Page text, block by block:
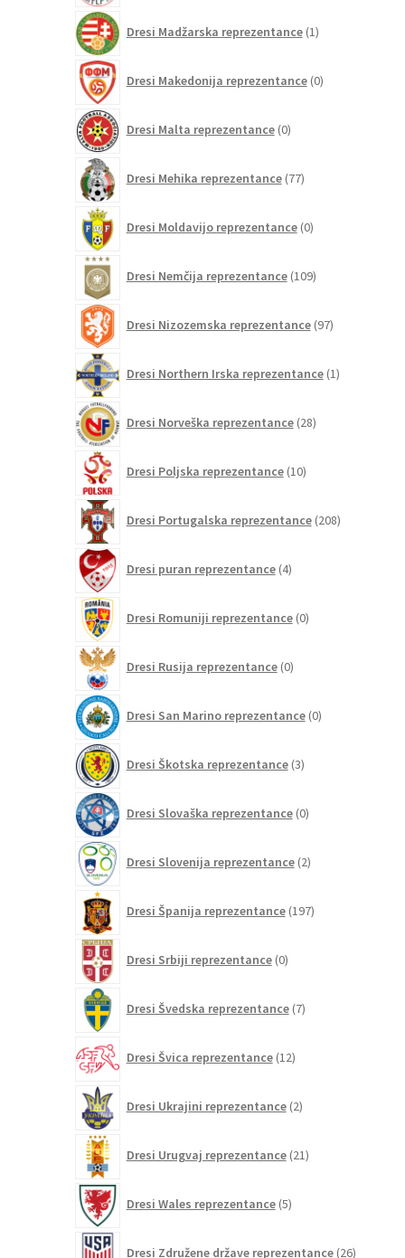
Dresi Madžarska reprezentance 1izdelek
Dresi Makedonija reprezentance 0izdelkov
Dresi Malta reprezentance 0izdelkov
Dresi Mehika reprezentance 77izdelkov
Dresi Moldavijo reprezentance 0izdelkov
Dresi Nemčija reprezentance 109izdelkov
Dresi Nizozemska reprezentance 97izdelkov
Dresi Northern Irska reprezentance 1izdelek
Dresi Norveška reprezentance 28izdelkov
Dresi Poljska reprezentance 10izdelkov
Dresi Portugalska reprezentance 208izdelkov
Dresi puran reprezentance 4izdelki
Dresi Romuniji reprezentance 0izdelkov
Dresi Rusija reprezentance 0izdelkov
Dresi San Marino reprezentance 0izdelkov
Dresi Škotska reprezentance 3izdelki
Dresi Slovaška reprezentance 0izdelkov
Dresi Slovenija reprezentance 2izdelka
Dresi Španija reprezentance 197izdelkov
Dresi Srbiji reprezentance 0izdelkov
Dresi Švedska reprezentance 7izdelkov
Dresi Švica reprezentance 12izdelkov
Dresi Ukrajini reprezentance 2izdelka
Dresi Urugvaj reprezentance 21izdelkov
Dresi Wales reprezentance 5izdelkov
Dresi Združene države reprezentance 26